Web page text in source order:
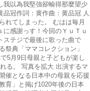
以為我堅強卻輸得那麼望少
冠作詞：黄作曲：黄品冠 人
れてしまった。 むはは毎月
感謝っす！今回のＹｕＴｕ
ステジで最後に歌った曲で
祭典「ママコレクション」
5月9日母親と子どもが楽し
る。 写真を拡大 出演するマ
催となる日本中の母親を応援
育」と掲げ1020年後の日本